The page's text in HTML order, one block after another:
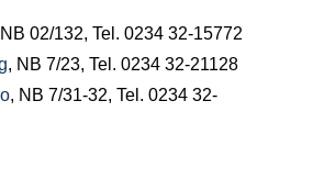
02/132, Tel. 0234 32-15772
, NB 7/23, Tel. 0234 32-21128
, NB 7/31-32, Tel. 0234 32-